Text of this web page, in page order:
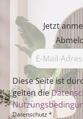
Jetzt
Diese Seite ist
gelten die
Datenschutz *